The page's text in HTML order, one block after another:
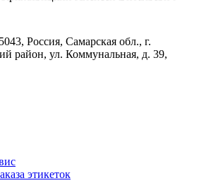
Россия, Самарская обл., г.
район, ул. Коммунальная, д. 39,
этикеток